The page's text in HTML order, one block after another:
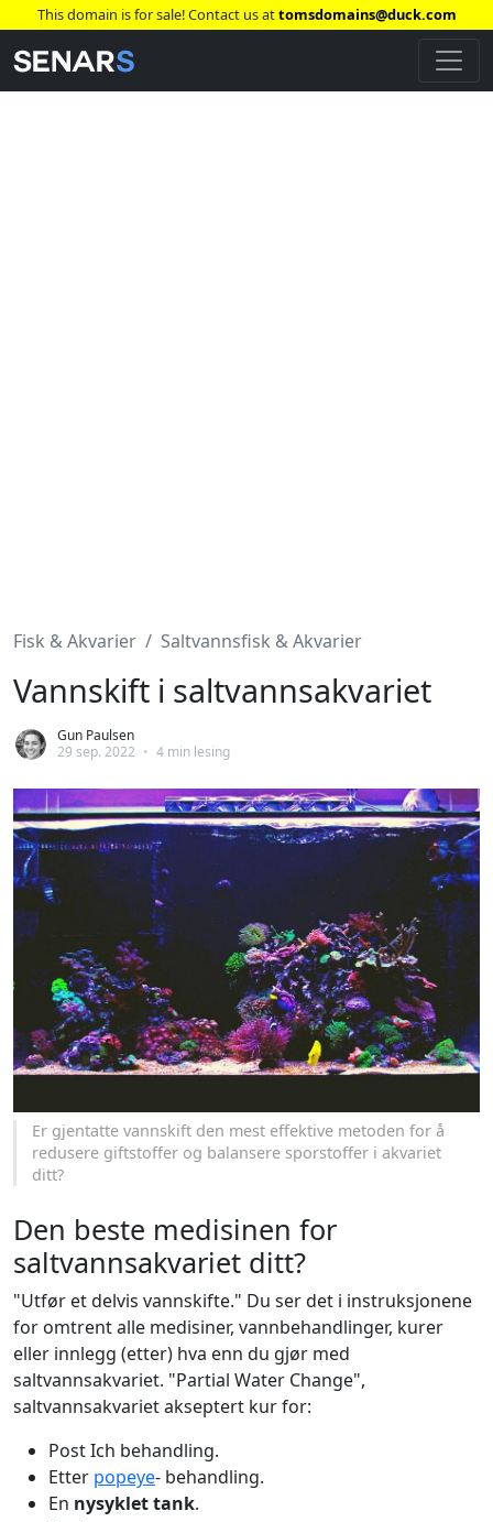
This domain is for sale! Contact us attomsdomains@duck.com
Fisk & Akvarier Saltvannsfisk & Akvarier
Vannskift i saltvannsakvariet
Gun Paulsen
29 sep. 2022 • 4 min lesing
Er gjentatte vannskift den mest effektive metoden for å
redusere giftstoffer og balansere sporstoffer i akvariet
ditt?
Den beste medisinen for
saltvannsakvariet ditt?
"Utfør et delvis vannskifte." Du ser det i instruksjonene
for omtrent alle medisiner, vannbehandlinger, kurer
eller innlegg (etter) hva enn du gjør med
saltvannsakvariet. "Partial Water Change",
saltvannsakvariet akseptert kur for:
Post Ich behandling.
Etter popeye- behandling.
En nysyklet tank.